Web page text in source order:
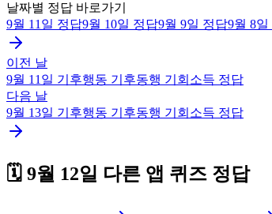
날짜별 정답 바로가기
9월 11일 정답9월 10일 정답9월 9일 정답9월 8일
이전 날
9월 11일 기후행동 기후동행 기회소득 정답
다음 날
9월 13일 기후행동 기후동행 기회소득 정답
🗓️ 9월 12일 다른 앱 퀴즈 정답